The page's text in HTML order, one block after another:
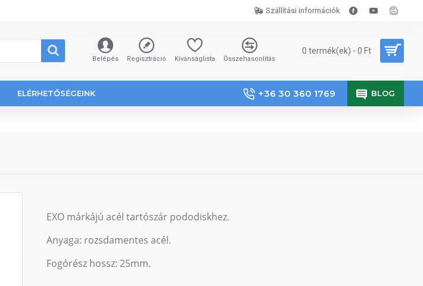
Szállítási információk
Belépés Regisztráció Kívánságlista Összehasonlítás
0 termék(ek) - 0 Ft
ELÉRHETŐSÉGEINK +36 30 360 1769 BLOG
EXO márkájú acél tartószár pododiskhez.
Anyaga: rozsdamentes acél.
Fogórész hossz: 25mm.